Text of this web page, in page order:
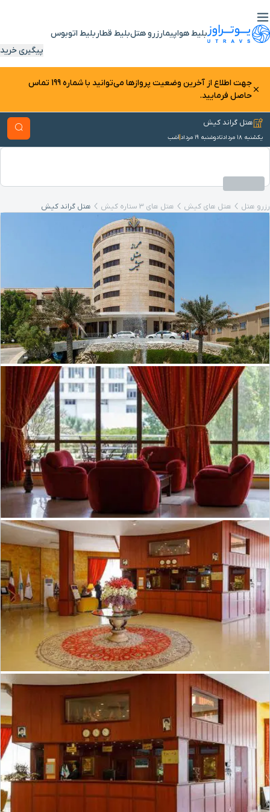
بلیط هواپیمارزرو هتلبلیط قطار بلیط اتوبوس
پیگیری خرید
جهت اطلاع از آخرین وضعیت پرواز‌ها می‌توانید با شماره 199 تماس
حاصل فرمایید.
هتل گراند کیش
یکشنبه ۱۸ مرداد تادوشنبه ۱۹ مرداد 1شب
رزرو هتل هتل های کیش هتل های 3 ستاره کیش هتل گراند کیش